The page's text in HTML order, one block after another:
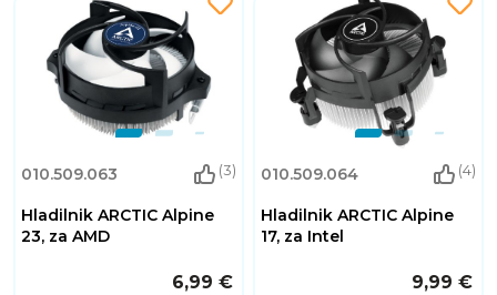
010.509.063 (3)
Hladilnik ARCTIC Alpine
23, za AMD
6,99 €
010.509.064 (4)
Hladilnik ARCTIC Alpine
17, za Intel
9,99 €